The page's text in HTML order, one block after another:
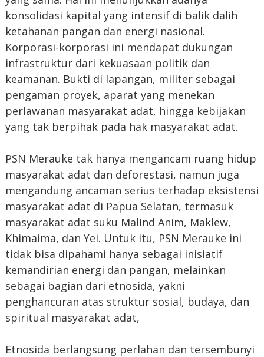
konsolidasi kapital yang intensif di balik dalih
ketahanan pangan dan energi nasional.
Korporasi-korporasi ini mendapat dukungan
infrastruktur dari kekuasaan politik dan
keamanan. Bukti di lapangan, militer sebagai
pengaman proyek, aparat yang menekan
perlawanan masyarakat adat, hingga kebijakan
yang tak berpihak pada hak masyarakat adat.
PSN Merauke tak hanya mengancam ruang hidup
masyarakat adat dan deforestasi, namun juga
mengandung ancaman serius terhadap eksistensi
masyarakat adat di Papua Selatan, termasuk
masyarakat adat suku Malind Anim, Maklew,
Khimaima, dan Yei. Untuk itu, PSN Merauke ini
tidak bisa dipahami hanya sebagai inisiatif
kemandirian energi dan pangan, melainkan
sebagai bagian dari etnosida, yakni
penghancuran atas struktur sosial, budaya, dan
spiritual masyarakat adat,
Etnosida berlangsung perlahan dan tersembunyi